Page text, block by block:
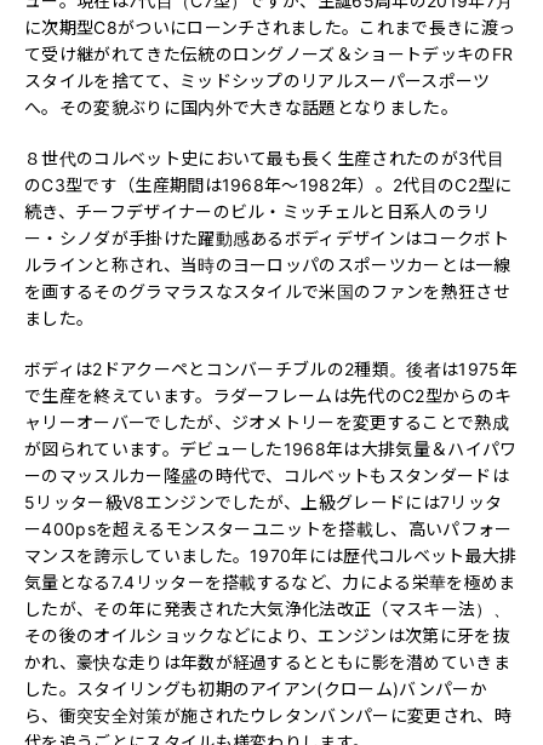
に次期型C8がついにローンチされました。これまで長きに渡っ
て受け継がれてきた伝統のロングノーズ＆ショートデッキのFR
スタイルを捨てて、ミッドシップのリアルスーパースポーツ
へ。その変貌ぶりに国内外で大きな話題となりました。
８世代のコルベット史において最も長く生産されたのが3代目
のC3型です（生産期間は1968年〜1982年）。2代目のC2型に
続き、チーフデザイナーのビル・ミッチェルと日系人のラリ
ー・シノダが手掛けた躍動感あるボディデザインはコークボト
ルラインと称され、当時のヨーロッパのスポーツカーとは一線
を画するそのグラマラスなスタイルで米国のファンを熱狂させ
ました。
ボディは2ドアクーペとコンバーチブルの2種類。後者は1975年
で生産を終えています。ラダーフレームは先代のC2型からのキ
ャリーオーバーでしたが、ジオメトリーを変更することで熟成
が図られています。デビューした1968年は大排気量＆ハイパワ
ーのマッスルカー隆盛の時代で、コルベットもスタンダードは
5リッター級V8エンジンでしたが、上級グレードには7リッタ
ー400psを超えるモンスターユニットを搭載し、高いパフォー
マンスを誇示していました。1970年には歴代コルベット最大排
気量となる7.4リッターを搭載するなど、力による栄華を極めま
したが、その年に発表された大気浄化法改正（マスキー法）、
その後のオイルショックなどにより、エンジンは次第に牙を抜
かれ、豪快な走りは年数が経過するとともに影を潜めていきま
した。スタイリングも初期のアイアン(クローム)バンパーか
ら、衝突安全対策が施されたウレタンバンパーに変更され、時